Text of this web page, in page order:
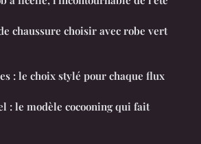
chaussure choisir avec robe vert
: le choix stylé pour chaque flux
: le modèle cocooning qui fait